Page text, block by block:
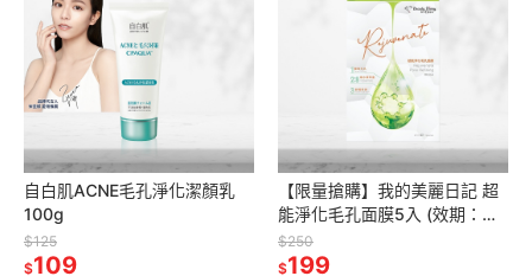
自白肌ACNE毛孔淨化潔顏乳
100g
$125
$109
【限量搶購】我的美麗日記 超
能淨化毛孔面膜5入 (效期：
2027/05/01)
$250
$199